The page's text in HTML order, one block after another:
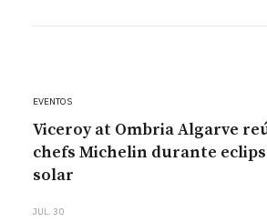
EVENTOS
Viceroy at Ombria Algarve
chefs Michelin durante
solar
JUL. 30